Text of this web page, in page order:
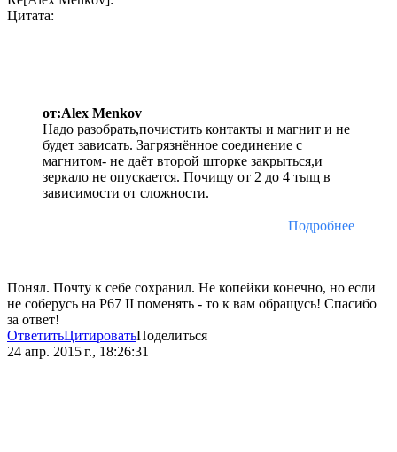
Цитата:
от:Alex Мenkov
Надо разобрать,почистить контакты и магнит и не
будет зависать. Загрязнённое соединение с
магнитом- не даёт второй шторке закрыться,и
зеркало не опускается. Почищу от 2 до 4 тыщ в
зависимости от сложности.
Подробнее
Понял. Почту к себе сохранил. Не копейки конечно, но если
не соберусь на P67 II поменять - то к вам обращусь! Спасибо
за ответ!
ОтветитьЦитироватьПоделиться
24 апр. 2015 г., 18:26:31